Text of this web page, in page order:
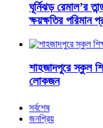
ঘূর্নিঝড় রেমাল’র
ক্ষয়ক্ষতির পরিমান
শাহজাদপুরে স্কুল
লোকজন
সর্বশেষ
জনপ্রিয়